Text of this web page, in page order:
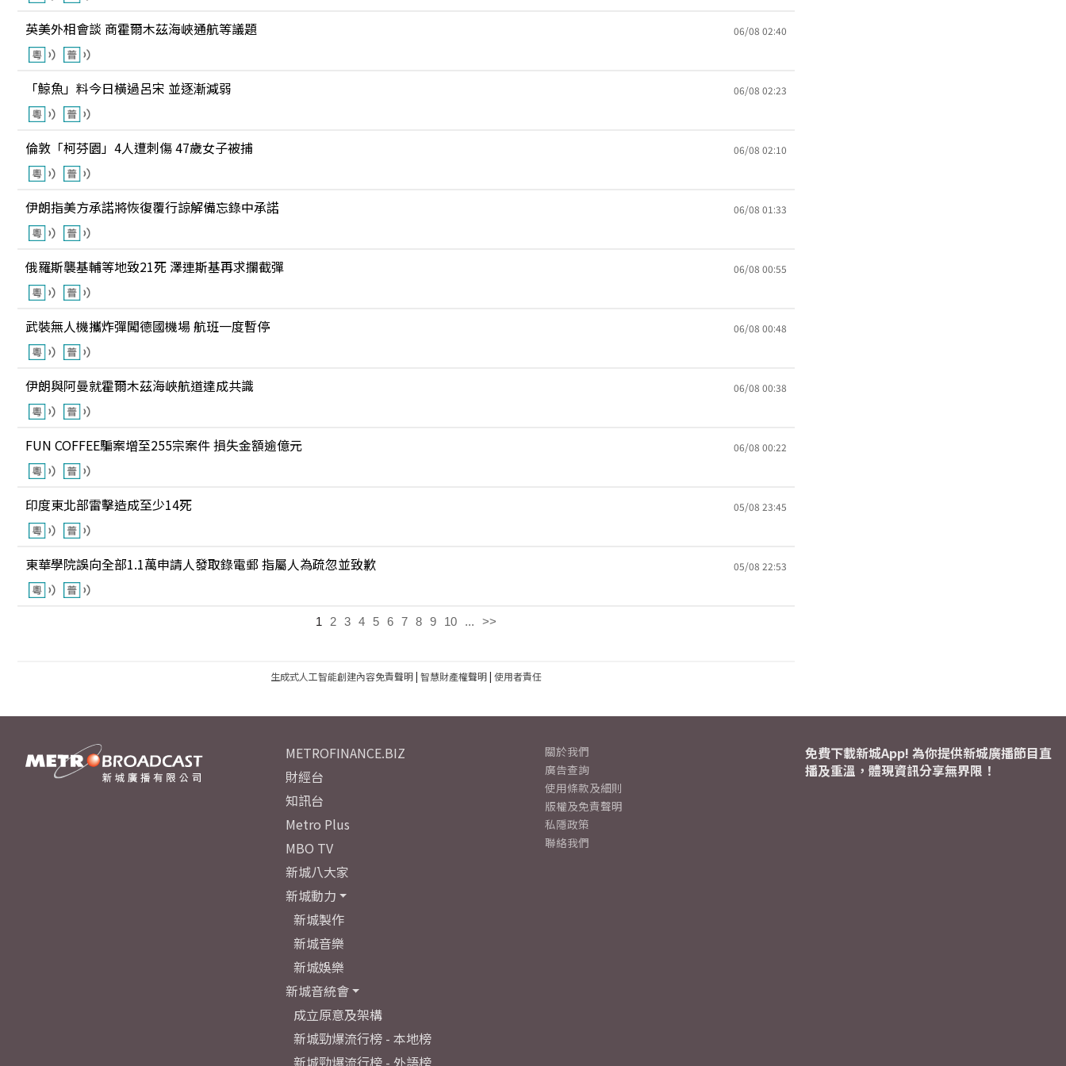
英美外相會談 商霍爾木茲海峽通航等議題 06/08 02:40
「鯨魚」料今日橫過呂宋 並逐漸減弱 06/08 02:23
倫敦「柯芬園」4人遭刺傷 47歲女子被捕 06/08 02:10
伊朗指美方承諾將恢復覆行諒解備忘錄中承諾 06/08 01:33
俄羅斯襲基輔等地致21死 澤連斯基再求攔截彈 06/08 00:55
武裝無人機攜炸彈闖德國機場 航班一度暫停 06/08 00:48
伊朗與阿曼就霍爾木茲海峽航道達成共識 06/08 00:38
FUN COFFEE騙案增至255宗案件 損失金額逾億元 06/08 00:22
印度東北部雷擊造成至少14死 05/08 23:45
東華學院誤向全部1.1萬申請人發取錄電郵 指屬人為疏忽並致歉 05/08 22:53
1 2 3 4 5 6 7 8 9 10 ... >>
生成式人工智能創建內容免責聲明| 智慧財產權聲明| 使用者責任
METROFINANCE.BIZ
財經台
知訊台
Metro Plus
MBO TV
新城八大家
新城動力
新城製作
新城音樂
新城娛樂
新城音統會
成立原意及架構
新城勁爆流行榜 - 本地榜
新城勁爆流行榜 - 外語榜
關於我們
廣告查詢
使用條款及細則
版權及免責聲明
私隱政策
聯絡我們
免費下載新城App! 為你提供新城廣播節目直
播及重溫，體現資訊分享無界限！